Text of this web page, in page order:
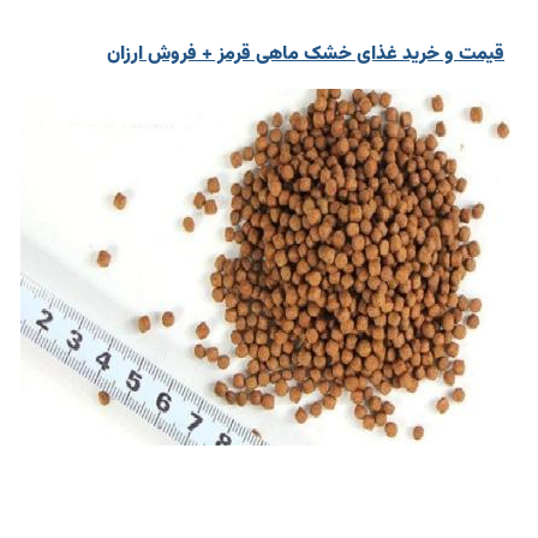
قیمت و خرید غذای خشک ماهی قرمز + فروش ارزان